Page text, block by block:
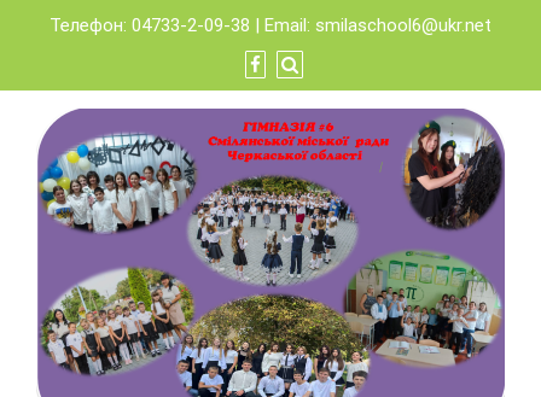
content
Телефон: 04733-2-09-38 | Email: smilaschool6@ukr.net